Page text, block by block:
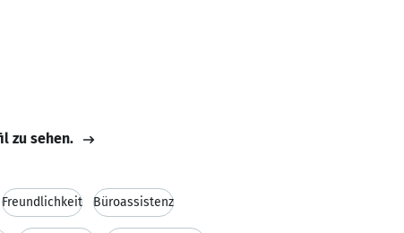
zu sehen.
Freundlichkeit Büroassistenz